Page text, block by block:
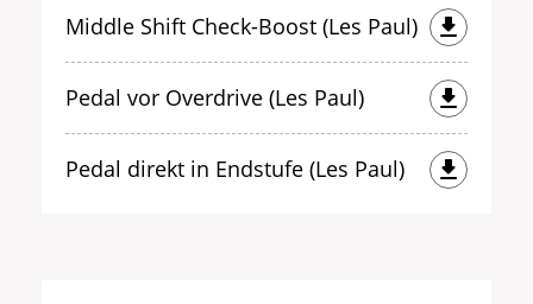
Middle Shift Check-Boost (Les Paul)
Pedal vor Overdrive (Les Paul)
Pedal direkt in Endstufe (Les Paul)